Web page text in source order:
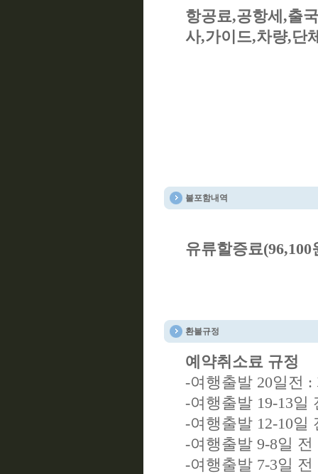
항공료,공항세,출
사,가이드,차량,단
불포함내역
유류할증료
환불규정
예약취소료 규정
-여행출발 20일전
-여행출발 19-13일
-여행출발 12-10일
-여행출발 9-8일
-여행출발 7-3일